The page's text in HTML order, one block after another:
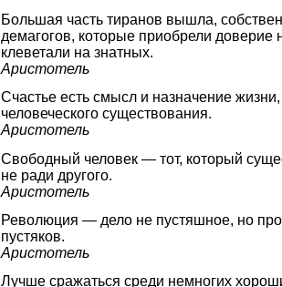
Большая часть тиранов вышла,
демагогов, которые приобрели доверие
клеветали на знатных.
Аристотель
Счастье есть смысл и назначение
человеческого существования.
Аристотель
Свободный человек — тот, который
не ради другого.
Аристотель
Революция — дело не пустяшное, но
пустяков.
Аристотель
Лучше сражаться среди немногих